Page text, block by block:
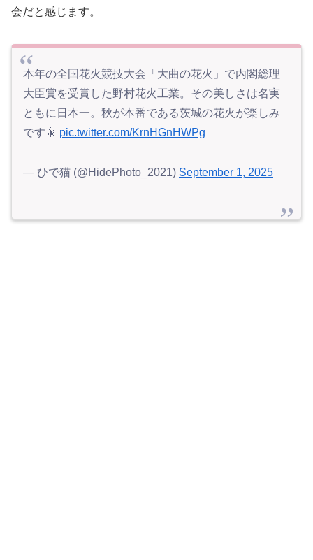
会だと感じます。
本年の全国花火競技大会「大曲の花火」で内閣総理
大臣賞を受賞した野村花火工業。その美しさは名実
ともに日本一。秋が本番である茨城の花火が楽しみ
です🎇 pic.twitter.com/KrnHGnHWPg
— ひで猫 (@HidePhoto_2021) September 1, 2025